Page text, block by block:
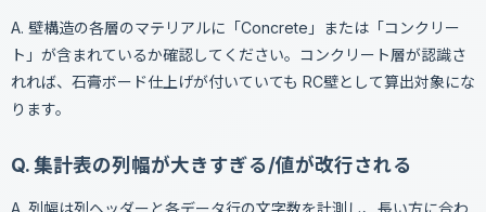
A. 壁構造の各層のマテリアルに「Concrete」または「コンクリー
ト」が含まれているか確認してください。コンクリート層が認識さ
れれば、石膏ボード仕上げが付いていても RC壁として算出対象にな
ります。
Q. 集計表の列幅が大きすぎる/値が改行される
A. 列幅は列ヘッダーと各データ行の文字数を計測し、長い方に合わ